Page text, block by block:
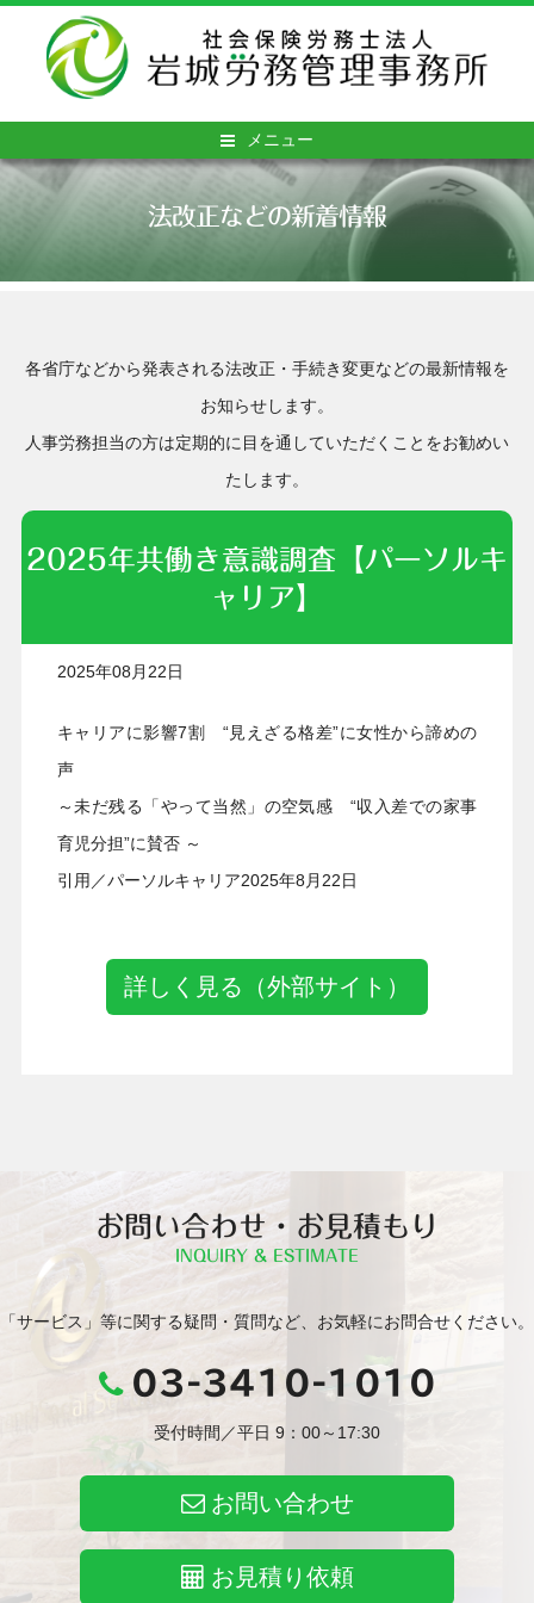
メニュー
法改正などの新着情報
各省庁などから発表される法改正・手続き変更などの最新情報を
お知らせします。
人事労務担当の方は定期的に目を通していただくことをお勧めい
たします。
2025年共働き意識調査【パーソルキ
ャリア】
2025年08月22日
キャリアに影響7割 “見えざる格差”に女性から諦めの
声
～未だ残る「やって当然」の空気感 “収入差での家事
育児分担”に賛否 ～
引用／パーソルキャリア2025年8月22日
詳しく見る（外部サイト）
お問い合わせ・お見積もり
INQUIRY & ESTIMATE
「サービス」等に関する疑問・質問など、お気軽にお問合せください。
03-3410-1010
受付時間／平日 9：00～17:30
お問い合わせ
お見積り依頼